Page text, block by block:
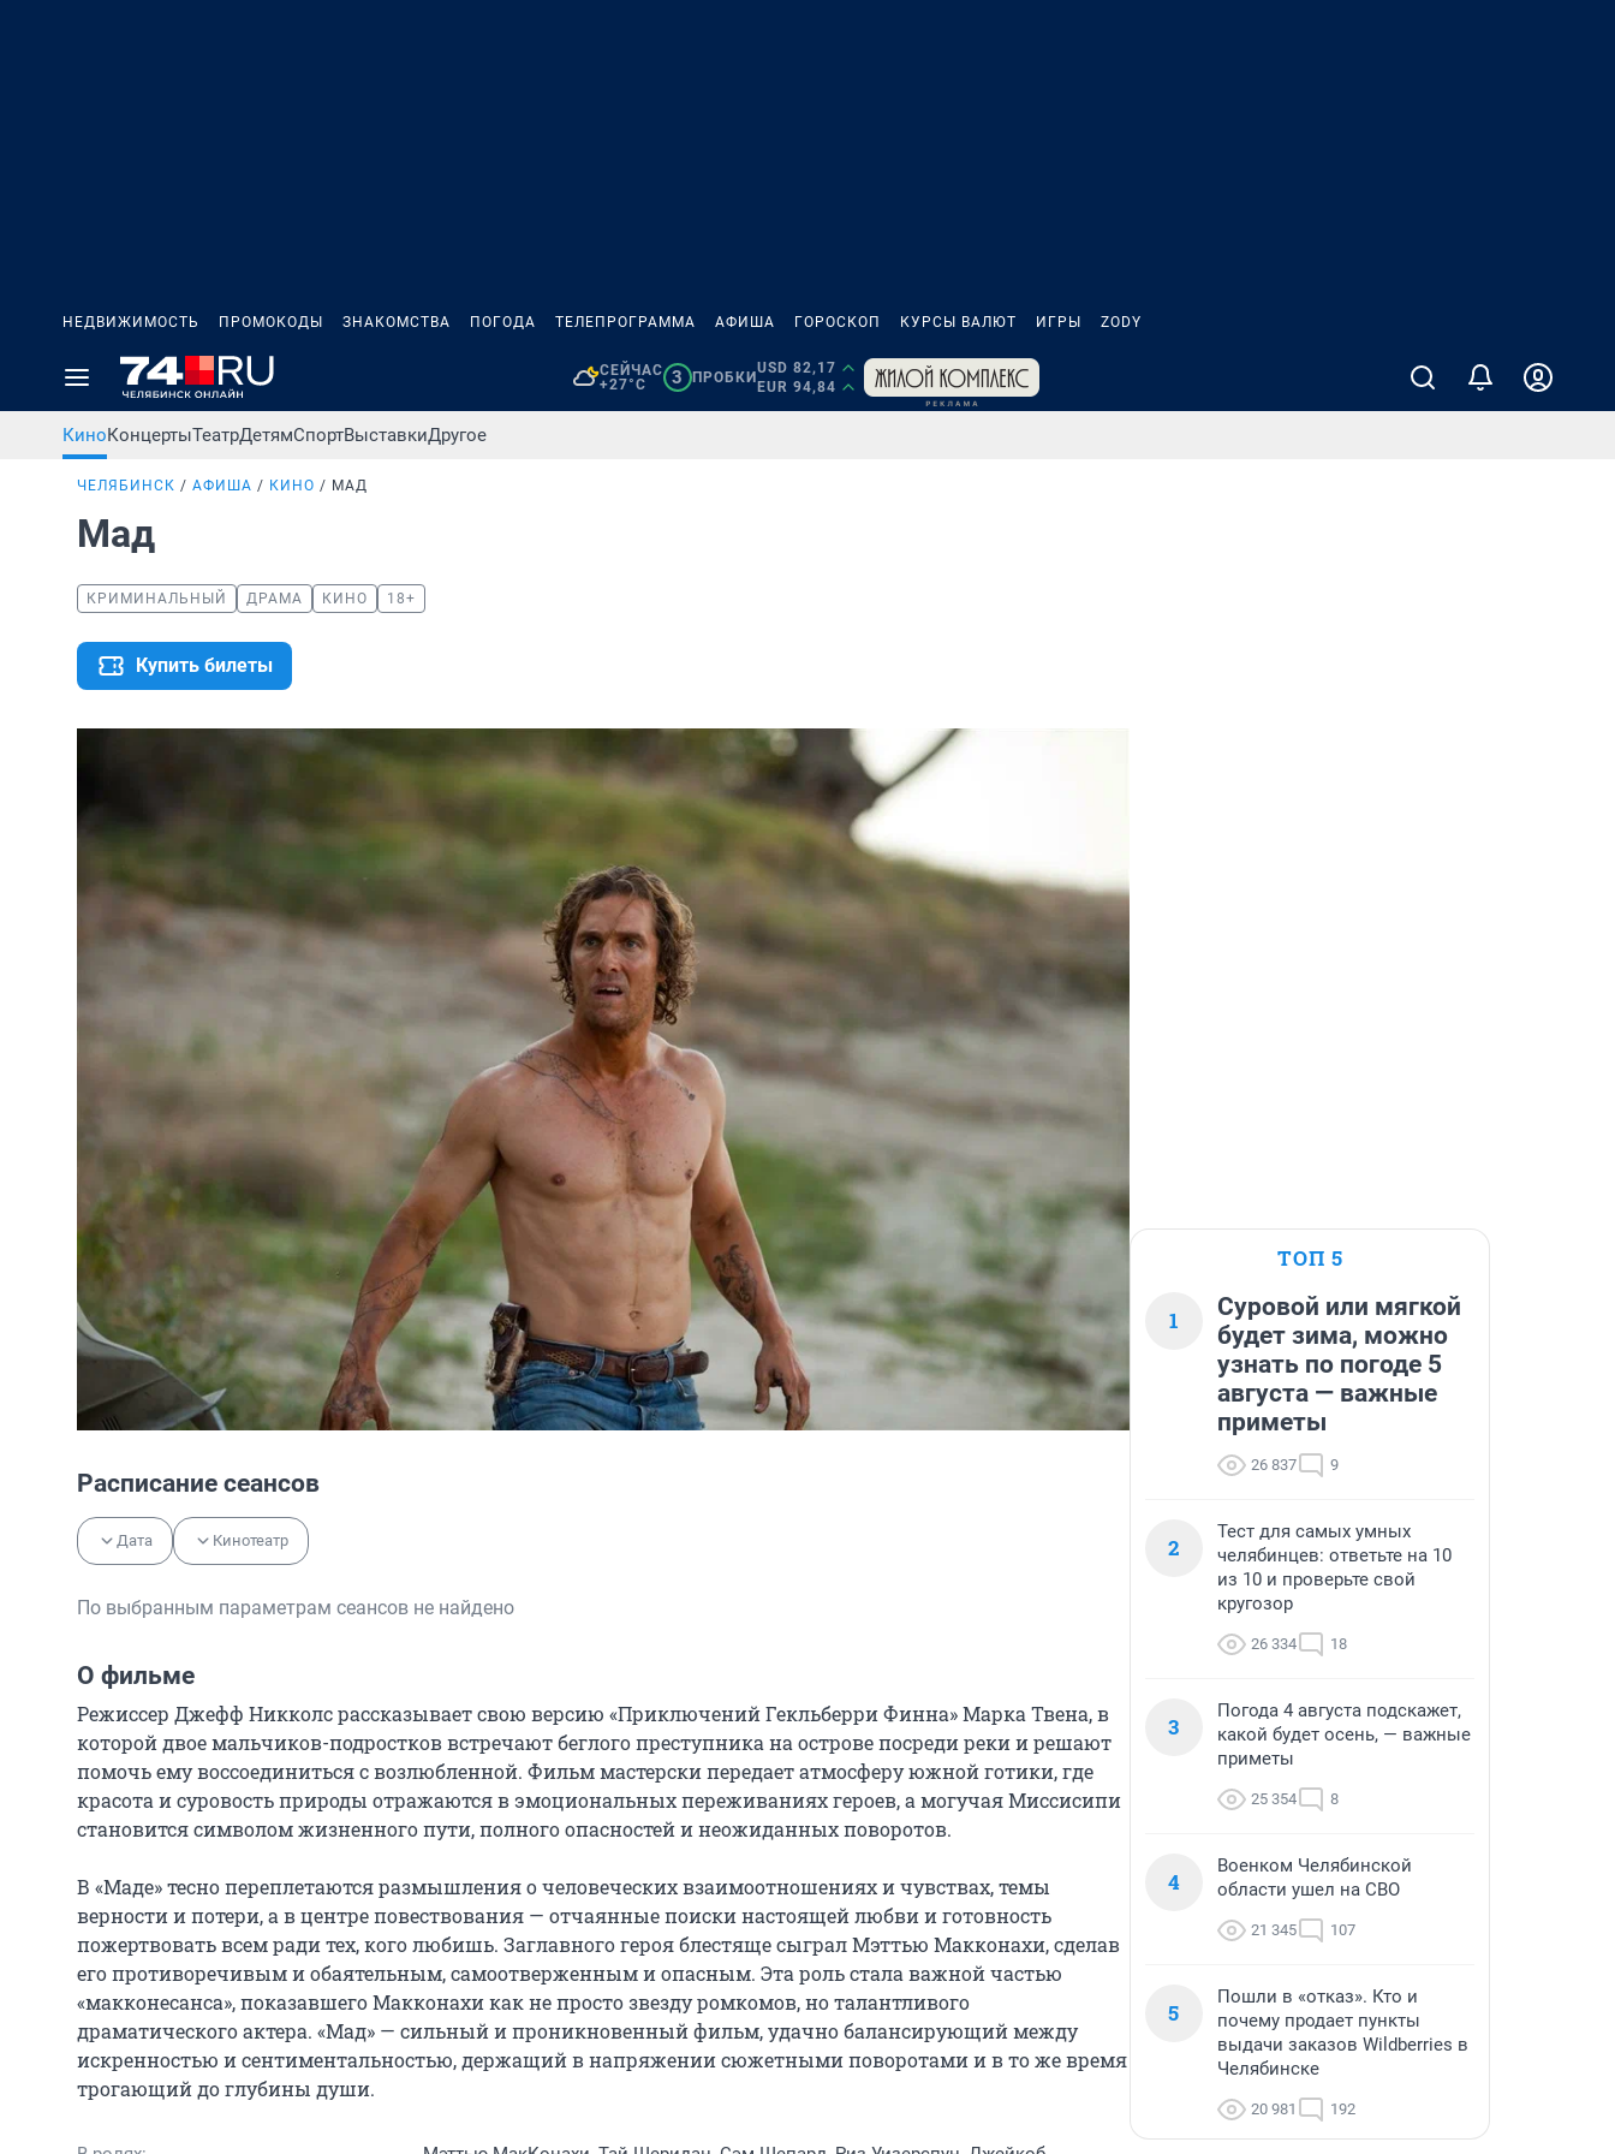
НЕДВИЖИМОСТЬ ПРОМОКОДЫ ЗНАКОМСТВА ПОГОДА ТЕЛЕПРОГРАММА АФИША ГОРОСКОП КУРСЫ ВАЛЮТ ИГРЫ ZODY
СЕЙЧАС
+27°C
3 ПРОБКИ
USD 82,17
EUR 94,84
КиноКонцертыТеатрДетямСпортВыставкиДругое
ЧЕЛЯБИНСК АФИША КИНО МАД
Мад
КРИМИНАЛЬНЫЙ ДРАМА КИНО 18+
Купить билеты
Расписание сеансов
Дата Кинотеатр
По выбранным параметрам сеансов не найдено
О фильме
Режиссер Джефф Никколс рассказывает свою версию «Приключений Гекльберри Финна» Марка Твена, в
которой двое мальчиков-подростков встречают беглого преступника на острове посреди реки и решают
помочь ему воссоединиться с возлюбленной. Фильм мастерски передает атмосферу южной готики, где
красота и суровость природы отражаются в эмоциональных переживаниях героев, а могучая Миссисипи
становится символом жизненного пути, полного опасностей и неожиданных поворотов.
В «Маде» тесно переплетаются размышления о человеческих взаимоотношениях и чувствах, темы
верности и потери, а в центре повествования — отчаянные поиски настоящей любви и готовность
пожертвовать всем ради тех, кого любишь. Заглавного героя блестяще сыграл Мэттью Макконахи, сделав
его противоречивым и обаятельным, самоотверженным и опасным. Эта роль стала важной частью
«макконесанса», показавшего Макконахи как не просто звезду ромкомов, но талантливого
драматического актера. «Мад» — сильный и проникновенный фильм, удачно балансирующий между
искренностью и сентиментальностью, держащий в напряжении сюжетными поворотами и в то же время
трогающий до глубины души.
ТОП 5
1
Суровой или мягкой
будет зима, можно
узнать по погоде 5
августа — важные
приметы
26 837 9
2
Тест для самых умных
челябинцев: ответьте на 10
из 10 и проверьте свой
кругозор
26 334 18
3
Погода 4 августа подскажет,
какой будет осень, — важные
приметы
25 354 8
4
Военком Челябинской
области ушел на СВО
21 345 107
5
Пошли в «отказ». Кто и
почему продает пункты
выдачи заказов Wildberries в
Челябинске
20 981 192